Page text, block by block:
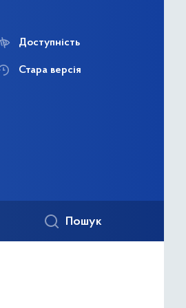
Доступність
Стара версія
Пошук